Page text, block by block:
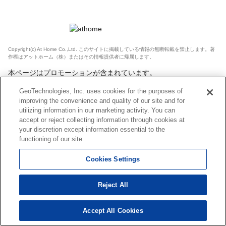
Copyright(c) At Home Co.,Ltd. このサイトに掲載している情報の無断転載を禁止します。著
作権はアットホーム（株）またはその情報提供者に帰属します。
本ページはプロモーションが含まれています。
GeoTechnologies, Inc. uses cookies for the purposes of
improving the convenience and quality of our site and for
utilizing information in our marketing activity. You can
accept or reject collecting information through cookies at
your discretion except information essential to the
functioning of our site.
Cookies Settings
Reject All
Accept All Cookies